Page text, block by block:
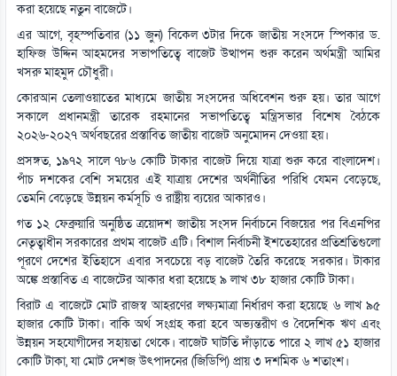
করা হয়েছে নতুন বাজেটে।
এর আগে, বৃহস্পতিবার (১১ জুন) বিকেল ৩টার দিকে জাতীয় সংসদে স্পিকার ড.
হাফিজ উদ্দিন আহমদের সভাপতিত্বে বাজেট উত্থাপন শুরু করেন অর্থমন্ত্রী আমির
খসরু মাহমুদ চৌধুরী।
কোরআন তেলাওয়াতের মাধ্যমে জাতীয় সংসদের অধিবেশন শুরু হয়। তার আগে
সকালে প্রধানমন্ত্রী তারেক রহমানের সভাপতিত্বে মন্ত্রিসভার বিশেষ বৈঠকে
২০২৬-২০২৭ অর্থবছরের প্রস্তাবিত জাতীয় বাজেট অনুমোদন দেওয়া হয়।
প্রসঙ্গত, ১৯৭২ সালে ৭৮৬ কোটি টাকার বাজেট দিয়ে যাত্রা শুরু করে বাংলাদেশ।
পাঁচ দশকের বেশি সময়ের এই যাত্রায় দেশের অর্থনীতির পরিধি যেমন বেড়েছে,
তেমনি বেড়েছে উন্নয়ন কর্মসূচি ও রাষ্ট্রীয় ব্যয়ের আকারও।
গত ১২ ফেব্রুয়ারি অনুষ্ঠিত ত্রয়োদশ জাতীয় সংসদ নির্বাচনে বিজয়ের পর বিএনপির
নেতৃত্বাধীন সরকারের প্রথম বাজেট এটি। বিশাল নির্বাচনী ইশতেহারের প্রতিশ্রতিগুলো
পূরণে দেশের ইতিহাসে এবার সবচেয়ে বড় বাজেট তৈরি করেছে সরকার। টাকার
অঙ্কে প্রস্তাবিত এ বাজেটের আকার ধরা হয়েছে ৯ লাখ ৩৮ হাজার কোটি টাকা।
বিরাট এ বাজেটে মোট রাজস্ব আহরণের লক্ষ্যমাত্রা নির্ধারণ করা হয়েছে ৬ লাখ ৯৫
হাজার কোটি টাকা। বাকি অর্থ সংগ্রহ করা হবে অভ্যন্তরীণ ও বৈদেশিক ঋণ এবং
উন্নয়ন সহযোগীদের সহায়তা থেকে। বাজেট ঘাটতি দাঁড়াতে পারে ২ লাখ ৫১ হাজার
কোটি টাকা, যা মোট দেশজ উৎপাদনের (জিডিপি) প্রায় ৩ দশমিক ৬ শতাংশ।